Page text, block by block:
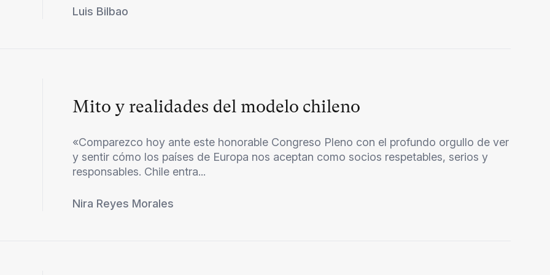
Luis Bilbao
Mito y realidades del modelo chileno
«Comparezco hoy ante este honorable Congreso Pleno con el profundo orgullo de ver
y sentir cómo los países de Europa nos aceptan como socios respetables, serios y
responsables. Chile entra...
Nira Reyes Morales